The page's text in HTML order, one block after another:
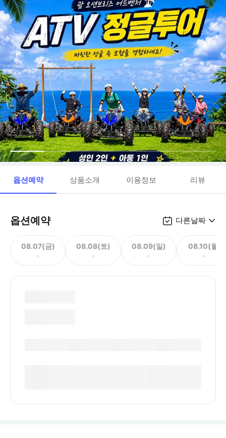
옵션예약 상품소개 이용정보 리뷰
옵션예약 다른날짜
08.07(금)
-
08.08(토)
-
08.09(일)
-
08.10(월)
-